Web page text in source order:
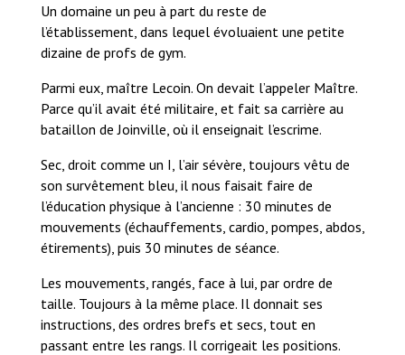
Un domaine un peu à part du reste de
l’établissement, dans lequel évoluaient une petite
dizaine de profs de gym.
Parmi eux, maître Lecoin. On devait l’appeler Maître.
Parce qu’il avait été militaire, et fait sa carrière au
bataillon de Joinville, où il enseignait l’escrime.
Sec, droit comme un I, l’air sévère, toujours vêtu de
son survêtement bleu, il nous faisait faire de
l’éducation physique à l’ancienne : 30 minutes de
mouvements (échauffements, cardio, pompes, abdos,
étirements), puis 30 minutes de séance.
Les mouvements, rangés, face à lui, par ordre de
taille. Toujours à la même place. Il donnait ses
instructions, des ordres brefs et secs, tout en
passant entre les rangs. Il corrigeait les positions.